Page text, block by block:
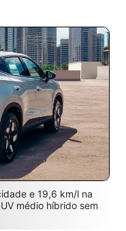
e 19,6 km/l na
médio híbrido sem